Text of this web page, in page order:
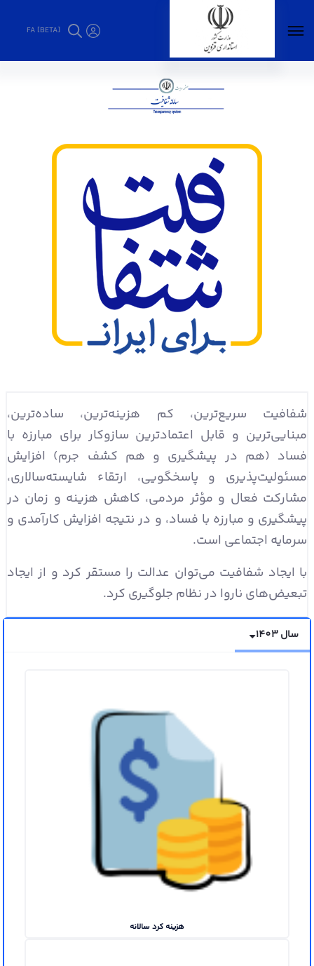
FA [BETA]
شفافیت سریع‌ترین، کم هزینه‌ترین، ساده‌ترین،
مبنایی‌ترین و قابل اعتمادترین سازوکار برای مبارزه با
فساد (هم در پیشگیری و هم کشف جرم) افزایش
مسئولیت‌پذیری و پاسخگویی، ارتقاء شایسته‌سالاری،
مشارکت فعال و مؤثر مردمی، کاهش هزینه و زمان در
پیشگیری و مبارزه با فساد، و در نتیجه افزایش کارآمدی و
سرمایه اجتماعی است.
با ایجاد شفافیت می‌توان عدالت را مستقر کرد و از ایجاد
تبعیض‌های ناروا در نظام جلوگیری کرد.
سال 1403
هزینه کرد سالانه